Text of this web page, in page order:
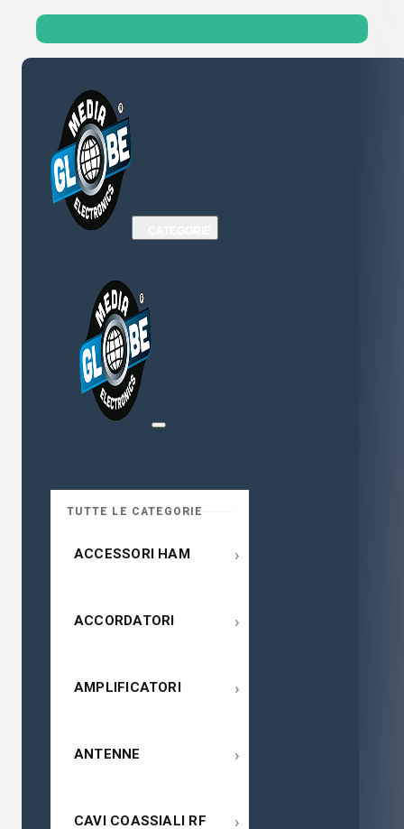
TUTTE LE CATEGORIE
ACCESSORI HAM ›
ACCORDATORI ›
AMPLIFICATORI ›
ANTENNE ›
CAVI COASSIALI RF ›